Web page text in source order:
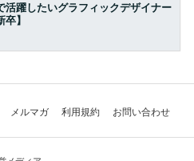
活躍したいグラフィックデザイナー
】
メルマガ 利用規約 お問い合わせ